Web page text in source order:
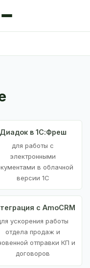
Диадок в 1С:Фреш
для работы с
электронными
в облачной
версии 1С
с AmoCRM
ускорения работы
отдела продаж и
отправки КП и
договоров